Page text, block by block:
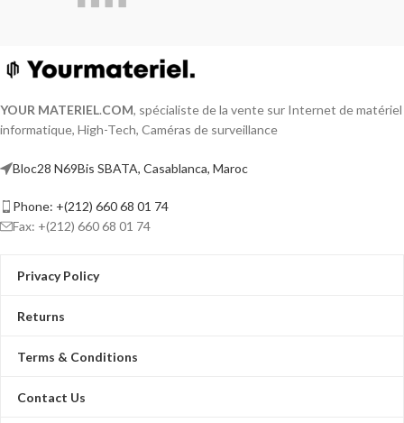
YOUR MATERIEL.COM, spécialiste de la vente sur Internet de matériel
informatique, High-Tech, Caméras de surveillance
Bloc28 N69Bis SBATA, Casablanca, Maroc
Phone: +(212) 660 68 01 74
Fax: +(212) 660 68 01 74
Privacy Policy
Returns
Terms & Conditions
Contact Us